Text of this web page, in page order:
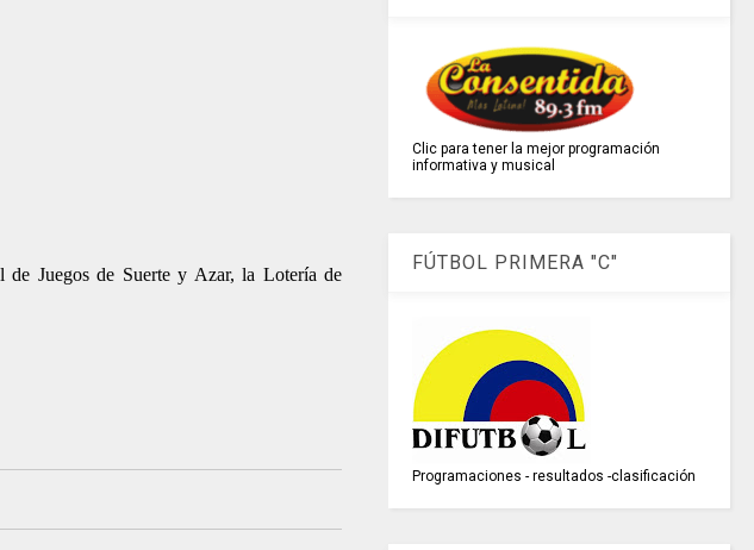
de Juegos de Suerte y Azar, la Lotería de
Clic para tener la mejor programación
informativa y musical
FÚTBOL PRIMERA "C"
Programaciones - resultados -clasificación